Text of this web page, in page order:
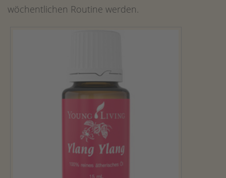
wöchentlichen Routine werden.